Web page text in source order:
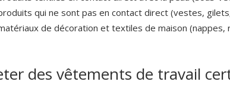
qui ne sont pas en contact direct (vestes,
de décoration et textiles de maison (nappes,
des vêtements de travail